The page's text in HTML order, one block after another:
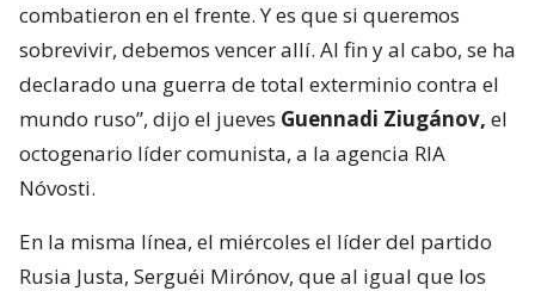
combatieron en el frente. Y es que si queremos
sobrevivir, debemos vencer allí. Al fin y al cabo, se ha
declarado una guerra de total exterminio contra el
mundo ruso”, dijo el jueves Guennadi Ziugánov, el
octogenario líder comunista, a la agencia RIA
Nóvosti.
En la misma línea, el miércoles el líder del partido
Rusia Justa, Serguéi Mirónov, que al igual que los